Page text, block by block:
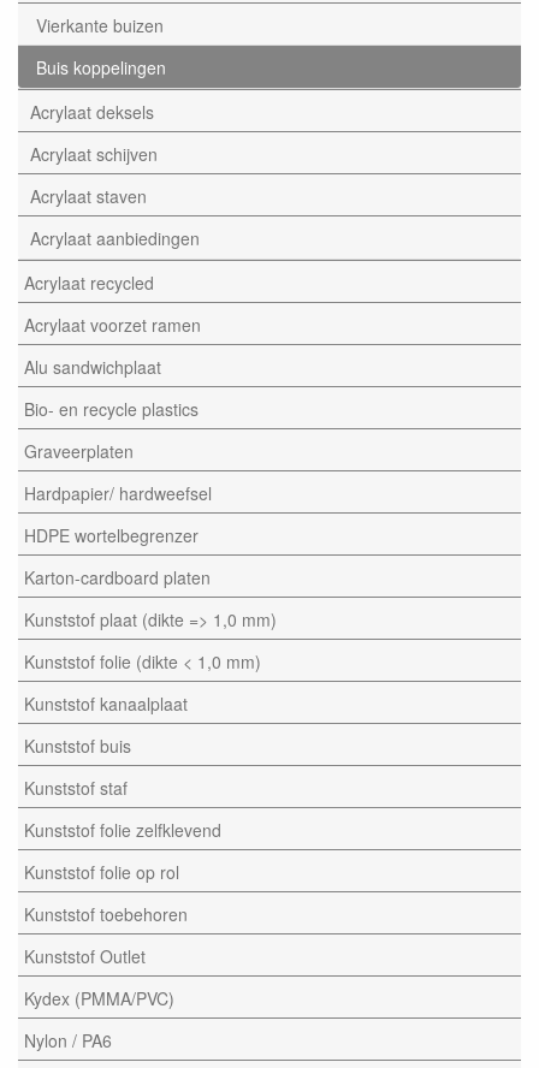
Vierkante buizen
Buis koppelingen
Acrylaat deksels
Acrylaat schijven
Acrylaat staven
Acrylaat aanbiedingen
Acrylaat recycled
Acrylaat voorzet ramen
Alu sandwichplaat
Bio- en recycle plastics
Graveerplaten
Hardpapier/ hardweefsel
HDPE wortelbegrenzer
Karton-cardboard platen
Kunststof plaat (dikte => 1,0 mm)
Kunststof folie (dikte < 1,0 mm)
Kunststof kanaalplaat
Kunststof buis
Kunststof staf
Kunststof folie zelfklevend
Kunststof folie op rol
Kunststof toebehoren
Kunststof Outlet
Kydex (PMMA/PVC)
Nylon / PA6